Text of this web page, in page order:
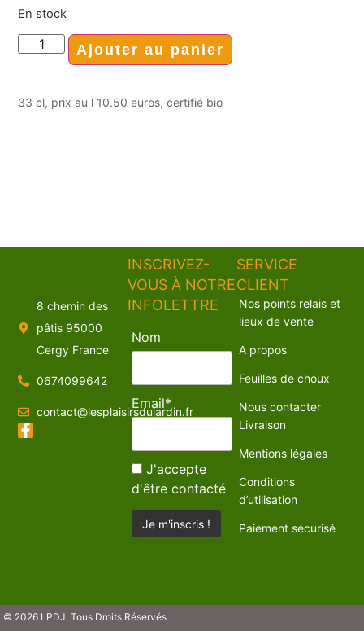
En stock
Ajouter au panier
33 cl, prix au l 10.50 euros, certifié bio
8 chemin des
pâtis 95000
Cergy France
0674099642
contact@lesplaisirsdujardin.fr
SERVICE
CLIENT
Nos points relais et
lieux de vente
A propos
Feuilles de choux
Nous contacter
Livraison
Mentions légales
Conditions
d’utilisation
Paiement sécurisé
INSCRIVEZ-
VOUS À NOTRE
INFOLETTRE
Nom
Email*
J'accepte
d'être contacté
© 2026 LPDJ, Tous Droits Réservés